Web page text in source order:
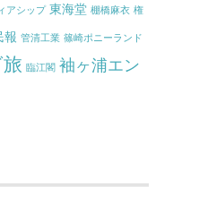
アシップ 東海堂 棚橋麻衣 権
報 管清工業 篠崎ポニーランド
臨江閣 袖ヶ浦エン